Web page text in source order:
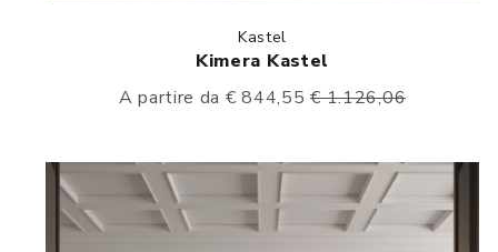
Kastel
Kimera Kastel
A partire da € 844,55€ 1.126,06